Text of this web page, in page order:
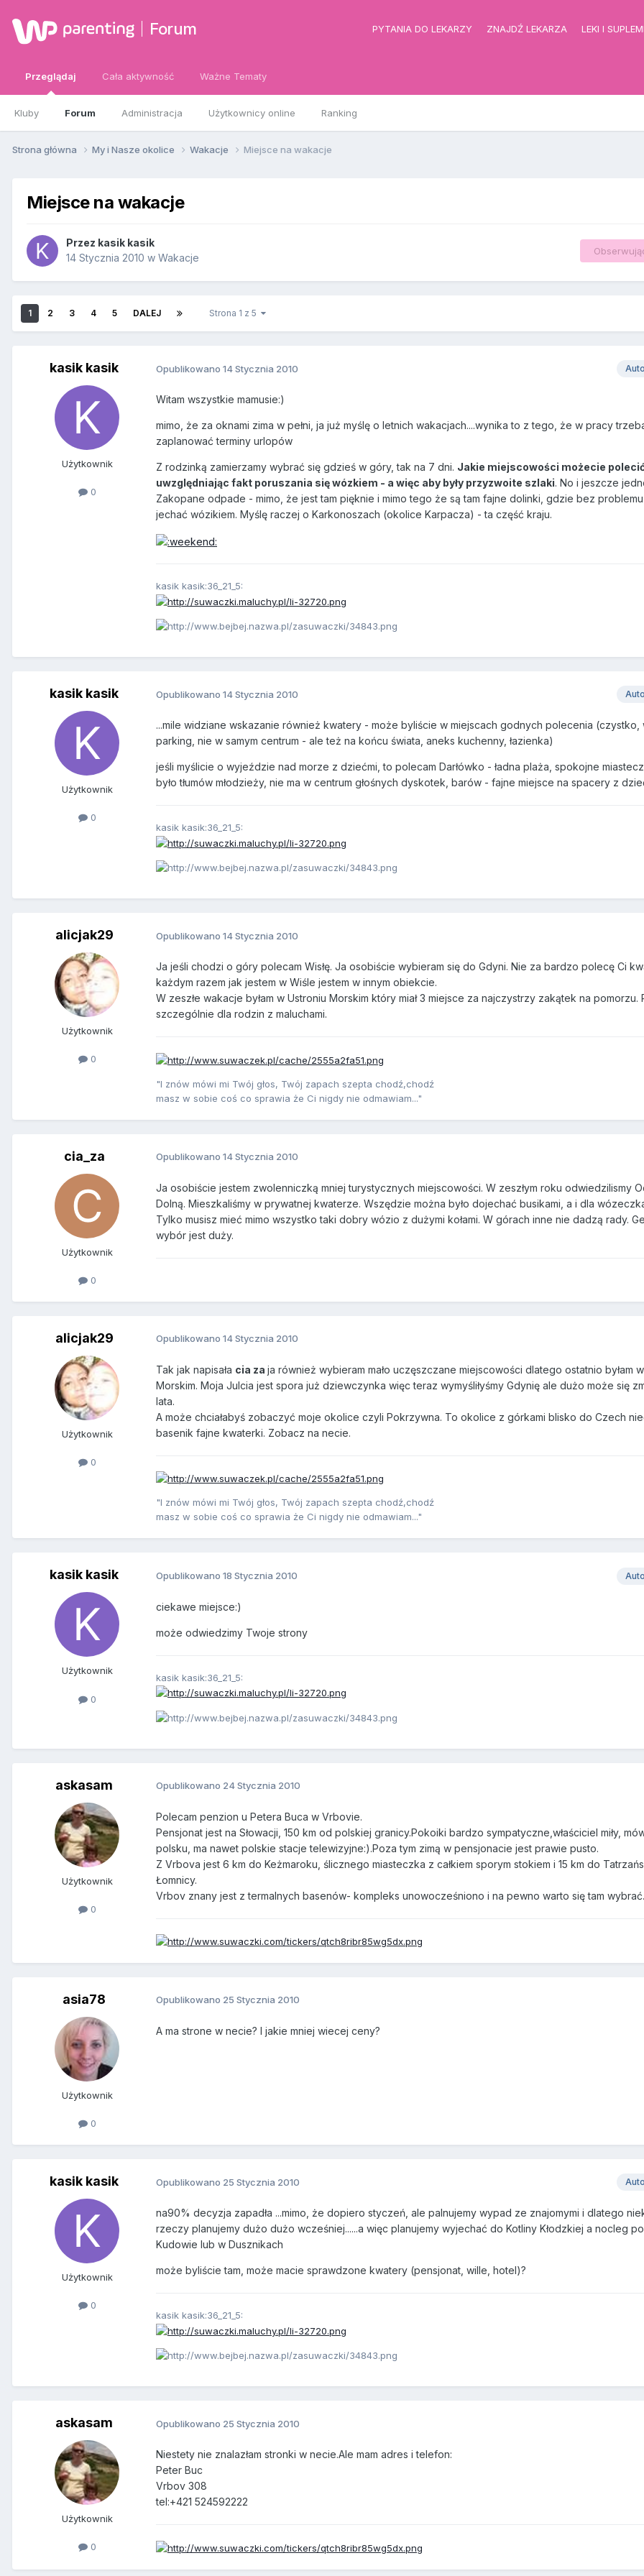
Forum PYTANIA DO LEKARZY ZNAJDŹ LEKARZA LEKI I
Przeglądaj
Kluby Forum Administracja Użytkownicy online Ranking
Cała aktywność Ważne Tematy
Strona główna My i Nasze okolice Wakacje Miejsce na wakacje
Miejsce na wakacje
Przez kasik kasik
14 Stycznia 2010 w Wakacje
1 2 3 4 5 DALEJ Strona 1 z 5
kasik kasik
Użytkownik
0
Opublikowano 14 Stycznia 2010
Witam wszystkie mamusie:)
mimo, że za oknami zima w pełni, ja już myślę o letnich wakacjach....wynika to z tego, że w pracy
zaplanować terminy urlopów
Z rodzinką zamierzamy wybrać się gdzieś w góry, tak na 7 dni. Jakie miejscowości możecie
uwzględniając fakt poruszania się wózkiem - a więc aby były przyzwoite szlaki. No i jeszcze
Zakopane odpade - mimo, że jest tam pięknie i mimo tego że są tam fajne dolinki, gdzie bez
jechać wózikiem. Myślę raczej o Karkonoszach (okolice Karpacza) - ta część kraju.
kasik kasik:36_21_5:
kasik kasik
Użytkownik
0
Opublikowano 14 Stycznia 2010
...mile widziane wskazanie również kwatery - może byliście w miejscach godnych polecenia (czystko,
parking, nie w samym centrum - ale też na końcu świata, aneks kuchenny, łazienka)
jeśli myślicie o wyjeździe nad morze z dziećmi, to polecam Darłówko - ładna plaża, spokojne
było tłumów młodzieży, nie ma w centrum głośnych dyskotek, barów - fajne miejsce na spacery z
kasik kasik:36_21_5:
alicjak29
Użytkownik
0
Opublikowano 14 Stycznia 2010
Ja jeśli chodzi o góry polecam Wisłę. Ja osobiście wybieram się do Gdyni. Nie za bardzo polecę Ci
każdym razem jak jestem w Wiśle jestem w innym obiekcie.
W zeszłe wakacje byłam w Ustroniu Morskim który miał 3 miejsce za najczystrzy zakątek na pomorzu.
szczególnie dla rodzin z maluchami.
"I znów mówi mi Twój głos, Twój zapach szepta chodź,chodź
masz w sobie coś co sprawia że Ci nigdy nie odmawiam..."
cia_za
Użytkownik
0
Opublikowano 14 Stycznia 2010
Ja osobiście jestem zwolenniczką mniej turystycznych miejscowości. W zeszłym roku odwiedzilismy
Dolną. Mieszkaliśmy w prywatnej kwaterze. Wszędzie można było dojechać busikami, a i dla
Tylko musisz mieć mimo wszystko taki dobry wózio z dużymi kołami. W górach inne nie dadzą rady.
wybór jest duży.
alicjak29
Użytkownik
0
Opublikowano 14 Stycznia 2010
Tak jak napisała cia za ja również wybieram mało uczęszczane miejscowości dlatego ostatnio byłam
Morskim. Moja Julcia jest spora już dziewczynka więc teraz wymyśliłyśmy Gdynię ale dużo może się
lata.
A może chciałabyś zobaczyć moje okolice czyli Pokrzywna. To okolice z górkami blisko do Czech
basenik fajne kwaterki. Zobacz na necie.
"I znów mówi mi Twój głos, Twój zapach szepta chodź,chodź
masz w sobie coś co sprawia że Ci nigdy nie odmawiam..."
kasik kasik
Użytkownik
0
Opublikowano 18 Stycznia 2010
ciekawe miejsce:)
może odwiedzimy Twoje strony
kasik kasik:36_21_5:
askasam
Użytkownik
0
Opublikowano 24 Stycznia 2010
Polecam penzion u Petera Buca w Vrbovie.
Pensjonat jest na Słowacji, 150 km od polskiej granicy.Pokoiki bardzo sympatyczne,właściciel miły,
polsku, ma nawet polskie stacje telewizyjne:).Poza tym zimą w pensjonacie jest prawie pusto.
Z Vrbova jest 6 km do Keżmaroku, ślicznego miasteczka z całkiem sporym stokiem i 15 km do
Łomnicy.
Vrbov znany jest z termalnych basenów- kompleks unowocześniono i na pewno warto się tam wybrać.
asia78
Użytkownik
0
Opublikowano 25 Stycznia 2010
A ma strone w necie? I jakie mniej wiecej ceny?
kasik kasik
Użytkownik
0
Opublikowano 25 Stycznia 2010
na90% decyzja zapadła ...mimo, że dopiero styczeń, ale palnujemy wypad ze znajomymi i dlatego
rzeczy planujemy dużo dużo wcześniej......a więc planujemy wyjechać do Kotliny Kłodzkiej a nocleg
Kudowie lub w Dusznikach
może byliście tam, może macie sprawdzone kwatery (pensjonat, wille, hotel)?
kasik kasik:36_21_5:
askasam
Użytkownik
0
Opublikowano 25 Stycznia 2010
Niestety nie znalazłam stronki w necie.Ale mam adres i telefon:
Peter Buc
Vrbov 308
tel:+421 524592222